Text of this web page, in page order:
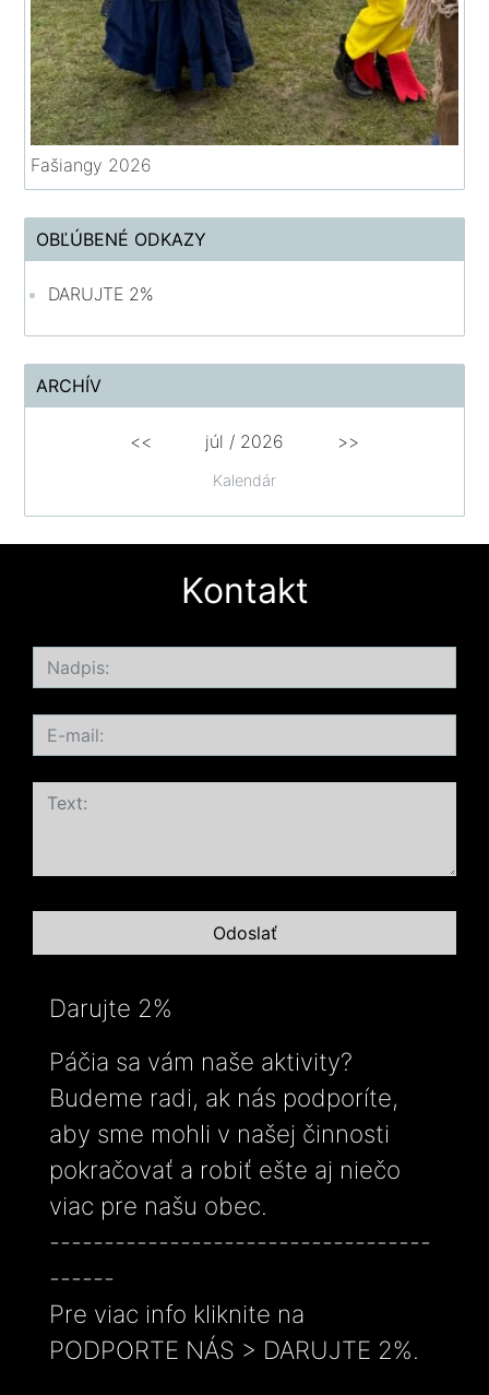
Fašiangy 2026
OBĽÚBENÉ ODKAZY
DARUJTE 2%
ARCHÍV
Kalendár
<< júl / 2026 >>
Kontakt
Darujte 2%
Páčia sa vám naše aktivity?
Budeme radi, ak nás podporíte,
aby sme mohli v našej činnosti
pokračovať a robiť ešte aj niečo
viac pre našu obec.
-----------------------------------
------
Pre viac info kliknite na
PODPORTE NÁS > DARUJTE 2%.